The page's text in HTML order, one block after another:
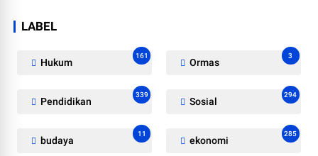
LABEL
Hukum
161
Ormas
3
Pendidikan
339
Sosial
294
budaya
11
ekonomi
285